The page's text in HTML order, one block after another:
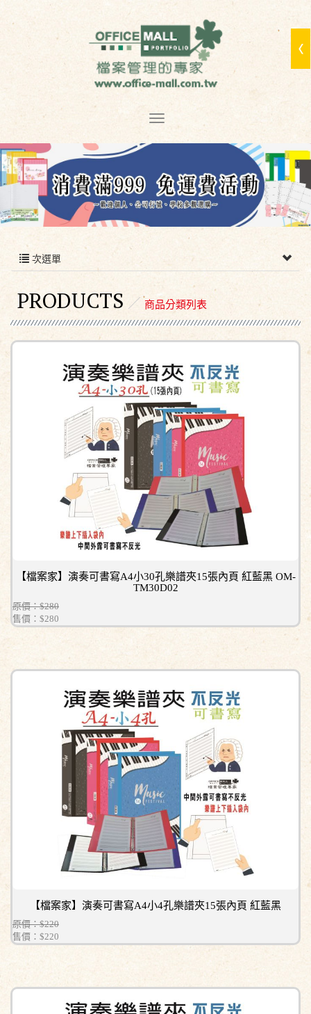
次選單
PRODUCTS 商品分類列表
【檔案家】演奏可書寫A4小30孔樂譜夾15張內頁 紅藍黑 OM-
TM30D02
原價：$280
售價： $280
【檔案家】演奏可書寫A4小4孔樂譜夾15張內頁 紅藍黑
原價：$220
售價： $220